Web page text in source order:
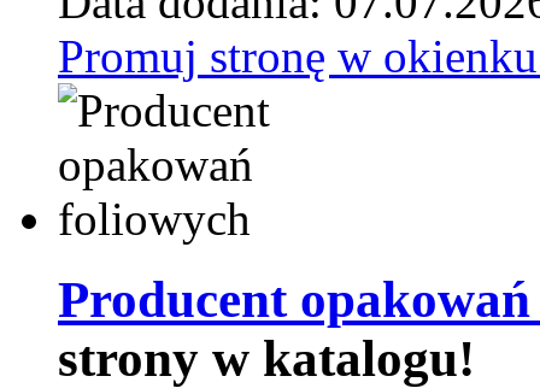
Promuj stronę w
Producent
strony w katalogu!